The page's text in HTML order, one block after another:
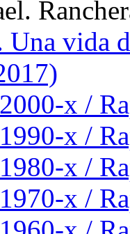
Una vida
х /
х /
х /
х /